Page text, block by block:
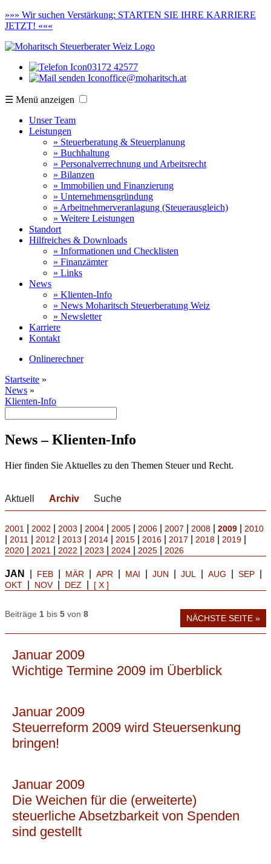
»»» Wir suchen Verstärkung: STARTEN SIE IHRE KARRIERE
JETZT! «««
03172 42577
office@moharitsch.at
☰ Menü anzeigen
Unser Team
Leistungen
» Steuerberatung & Steuerplanung
» Buchhaltung
» Personalverrechnung und Arbeitsrecht
» Bilanzen
» Immobilien und Finanzierung
» Unternehmensgründung
» Arbeitnehmerveranlagung (Steuerausgleich)
» Weitere Leistungen
Standort
Hilfreiches & Downloads
» Informationen und Checklisten
» Finanzämter
» Links
News
» Klienten-Info
» News Moharitsch Steuerberatung Weiz
» Newsletter
Karriere
Kontakt
Onlinerechner
Startseite »
News »
Klienten-Info
News – Klienten-Info
Hier finden Sie Aktuelles zu den Themen Steuer und Recht.
Aktuell Archiv Suche
2001 2002 2003 2004 2005 2006 2007 2008 2009 2010
2011 2012 2013 2014 2015 2016 2017 2018 2019
2020 2021 2022 2023 2024 2025 2026
JAN FEB MÄR APR MAI JUN JUL AUG SEP
OKT NOV| DEZ [ X ]
Beiträge 1 bis 5 von 8 NÄCHSTE SEITE »
Januar 2009
Wichtige Termine 2009 im Überblick
Januar 2009
Steuerreform 2009 wird Steuersenkung
bringen!
Januar 2009
Die Weichen für die (erweiterte)
steuerliche Absetzbarkeit von Spenden
sind gestellt